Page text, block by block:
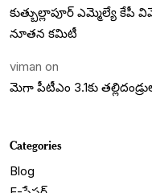
కుత్బుల్లాపూర్ ఎమ్మెల్యే కేపీ
నూతన కమిటీ
viman on
మెగా పీటీఎం 3.1కు
Categories
Blog